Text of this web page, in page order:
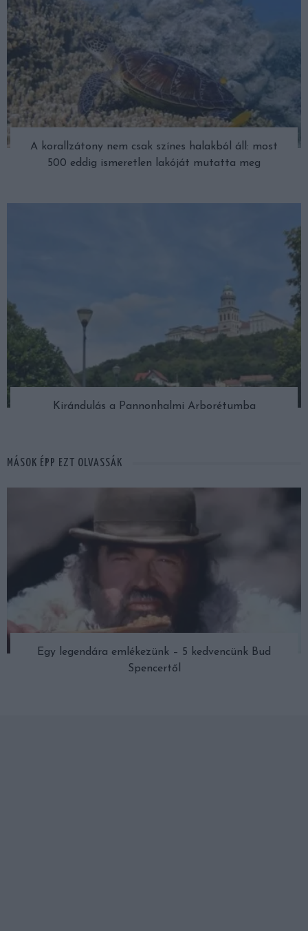
A korallzátony nem csak színes halakból áll: most
500 eddig ismeretlen lakóját mutatta meg
Kirándulás a Pannonhalmi Arborétumba
MÁSOK ÉPP EZT OLVASSÁK
Egy legendára emlékezünk – 5 kedvencünk Bud
Spencertől